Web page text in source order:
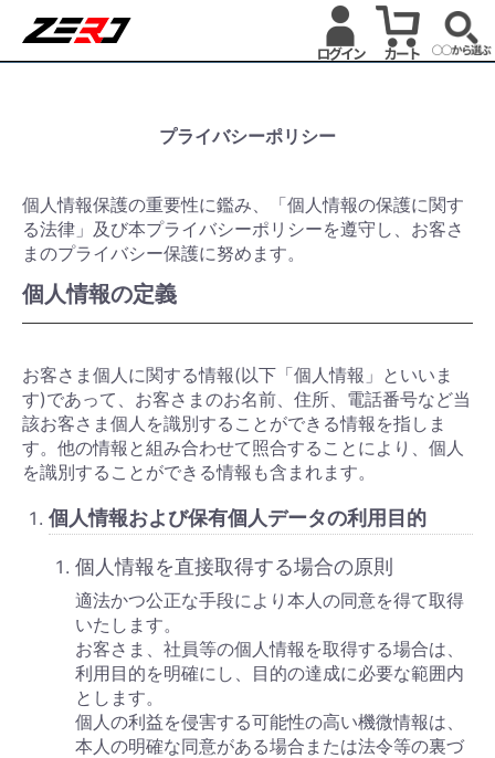
プライバシーポリシー
個人情報保護の重要性に鑑み、「個人情報の保護に関す
る法律」及び本プライバシーポリシーを遵守し、お客さ
まのプライバシー保護に努めます。
個人情報の定義
お客さま個人に関する情報(以下「個人情報」といいま
す)であって、お客さまのお名前、住所、電話番号など当
該お客さま個人を識別することができる情報を指しま
す。他の情報と組み合わせて照合することにより、個人
を識別することができる情報も含まれます。
個人情報および保有個人データの利用目的
個人情報を直接取得する場合の原則
適法かつ公正な手段により本人の同意を得て取得
いたします。
お客さま、社員等の個人情報を取得する場合は、
利用目的を明確にし、目的の達成に必要な範囲内
とします。
個人の利益を侵害する可能性の高い機微情報は、
本人の明確な同意がある場合または法令等の裏づ